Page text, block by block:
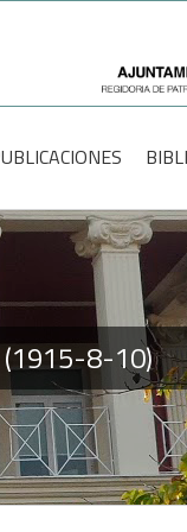
(1915-8-10)